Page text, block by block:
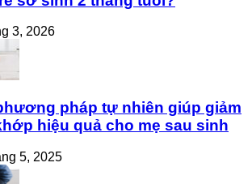
3, 2026
pháp tự nhiên giúp giảm
hiệu quả cho mẹ sau sinh
5, 2025